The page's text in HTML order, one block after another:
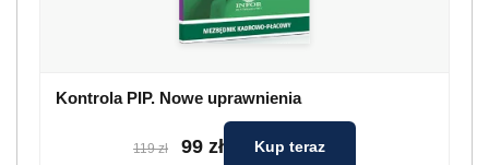
Kontrola PIP. Nowe uprawnienia
119 zł 99 zł Kup teraz